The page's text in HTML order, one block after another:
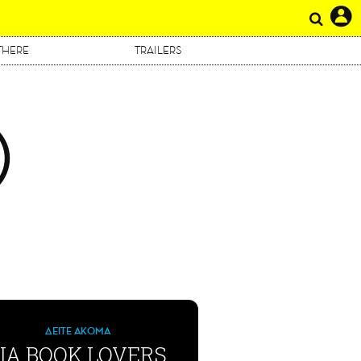
TRAILERS
ΔΕΙΤΕ ΑΚΟΜΑ
BOOK LOVERS